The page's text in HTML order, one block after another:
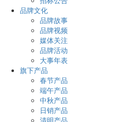
品牌文化
品牌故事
品牌视频
媒体关注
品牌活动
大事年表
旗下产品
春节产品
端午产品
中秋产品
日销产品
清明产品